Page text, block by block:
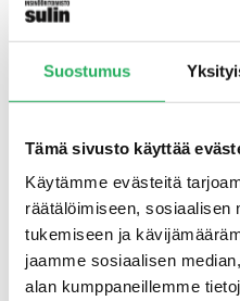
Suostumus
Tämä sivusto käyttää
Käytämme evästeitä
räätälöimiseen, sosiaalisen
tukemiseen ja
jaamme sosiaalisen
alan kumppaneillemme